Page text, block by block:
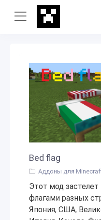
Bed flag
Аддоны для
Этот мод
флагами разных
Япония, США,